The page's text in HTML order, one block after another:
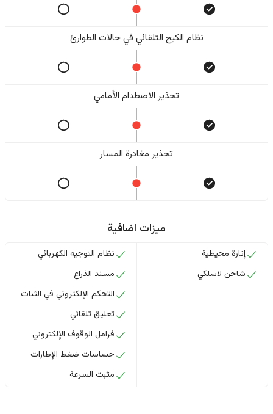
نظام الكبح التلقائي في حالات الطوارئ
تحذير الاصطدام الأمامي
تحذير مغادرة المسار
ميزات اضافية
إنارة محيطية
شاحن لاسلكي
نظام التوجيه الكهربائي
مسند الذراع
التحكم الإلكتروني في الثبات
تعليق تلقائي
فرامل الوقوف الإلكتروني
حساسات ضغط الإطارات
مثبت السرعة